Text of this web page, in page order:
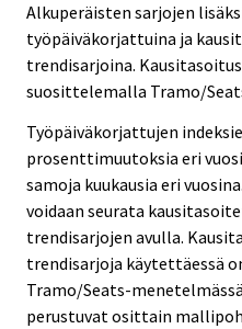
Alkuperäisten sarjojen
työpäiväkorjattuina ja
trendisarjoina.
suosittelemalla Tramo/
Työpäiväkorjattujen
prosenttimuutoksia eri
samoja kuukausia eri
voidaan seurata
trendisarjojen avulla.
trendisarjoja käytettäessä
Tramo/Seats-
perustuvat osittain